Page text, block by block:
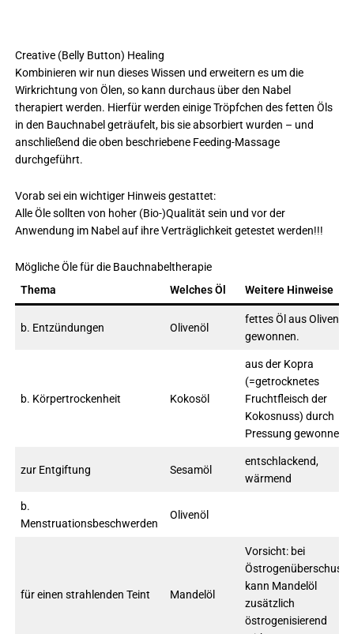
Creative (Belly Button) Healing
Kombinieren wir nun dieses Wissen und erweitern es um die
Wirkrichtung von Ölen, so kann durchaus über den Nabel
therapiert werden. Hierfür werden einige Tröpfchen des fetten Öls
in den Bauchnabel geträufelt, bis sie absorbiert wurden – und
anschließend die oben beschriebene Feeding-Massage
durchgeführt.
Vorab sei ein wichtiger Hinweis gestattet:
Alle Öle sollten von hoher (Bio-)Qualität sein und vor der
Anwendung im Nabel auf ihre Verträglichkeit getestet werden!!!
Mögliche Öle für die Bauchnabeltherapie
Thema
Welches Öl Weitere Hinweise
b. Entzündungen Olivenöl
fettes Öl aus Oliven
gewonnen.
b. Körpertrockenheit Kokosöl
aus der Kopra
(=getrocknetes
Fruchtfleisch der
Kokosnuss) durch
Pressung gewonnen
zur Entgiftung Sesamöl
entschlackend,
wärmend
b.
Menstruationsbeschwerden
Olivenöl
für einen strahlenden Teint Mandelöl
Vorsicht: bei
Östrogenüberschuss
kann Mandelöl
zusätzlich
östrogenisierend